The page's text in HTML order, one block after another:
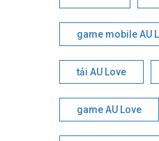
game mobile AU
tải AU Love
game AU Love